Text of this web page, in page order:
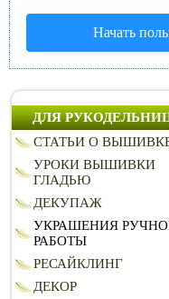
Начать
ДЛЯ
СТАТЬИ О
УРОКИ ВЫШИВКИ
ГЛАДЬЮ
ДЕКУПАЖ
УКРАШЕНИЯ
РАБОТЫ
РЕСАЙКЛИНГ
ДЕКОР